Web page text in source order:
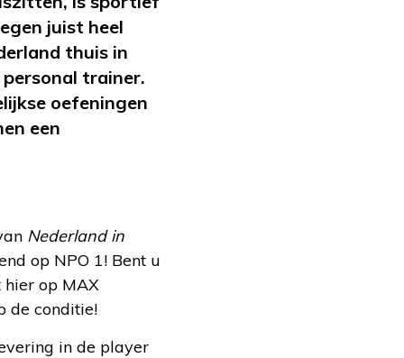
juist heel
thuis in
trainer.
oefeningen
een
Nederland in
op NPO 1! Bent u
op MAX
de conditie!
in de player